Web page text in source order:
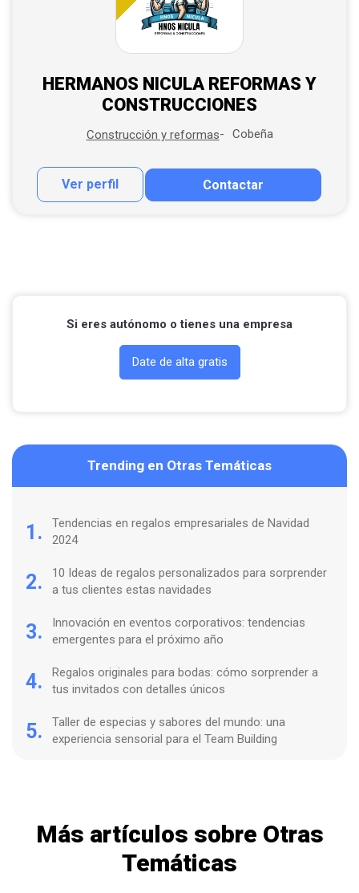
HERMANOS NICULA REFORMAS Y
CONSTRUCCIONES
Construcción y reformas Cobeña
Ver perfil Contactar
Contactar por correo
Si eres autónomo o tienes una empresa
Date de alta gratis
Trending en Otras Temáticas
1.
Tendencias en regalos empresariales de Navidad
2024
2.
10 Ideas de regalos personalizados para sorprender
a tus clientes estas navidades
3.
Innovación en eventos corporativos: tendencias
emergentes para el próximo año
4.
Regalos originales para bodas: cómo sorprender a
tus invitados con detalles únicos
5.
Taller de especias y sabores del mundo: una
experiencia sensorial para el Team Building
Más artículos sobre Otras
Temáticas